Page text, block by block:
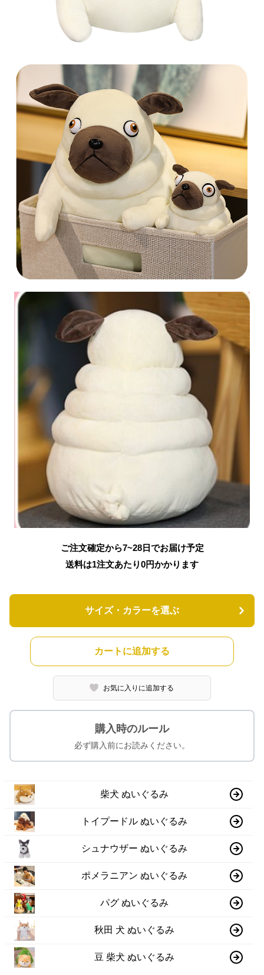
ご注文確定から7~28日でお届け予定
送料は1注文あたり0円かかります
サイズ・カラーを選ぶ
カートに追加する
お気に入りに追加する
購入時のルール
必ず購入前にお読みください。
柴犬 ぬいぐるみ
トイプードル ぬいぐるみ
シュナウザー ぬいぐるみ
ポメラニアン ぬいぐるみ
パグ ぬいぐるみ
秋田 犬 ぬいぐるみ
豆 柴犬 ぬいぐるみ